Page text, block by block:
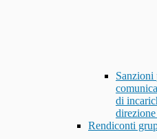
Sanzioni
di
Rendiconti